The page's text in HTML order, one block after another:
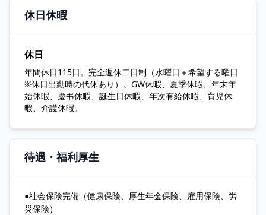
休日休暇
休日
年間休日115日。完全週休二日制（水曜日＋希望する曜日
※休日出勤時の代休あり）。GW休暇、夏季休暇、年末年
始休暇、慶弔休暇、誕生日休暇、年次有給休暇、育児休
暇、介護休暇。
待遇・福利厚生
●社会保険完備（健康保険、厚生年金保険、雇用保険、労
災保険）